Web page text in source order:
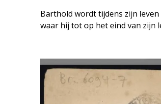
Barthold wordt tijdens zijn
waar hij tot op het eind van zijn